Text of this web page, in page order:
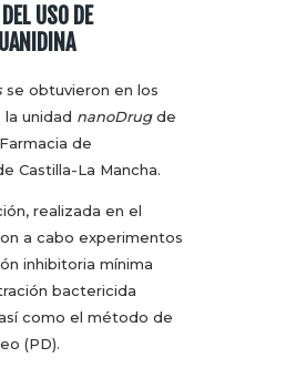
USO DE
se obtuvieron en los
unidad nanoDrugde
de
Castilla-La Mancha.
realizada en el
a cabo experimentos
inhibitoria mínima
bactericida
como el método de
(PD).